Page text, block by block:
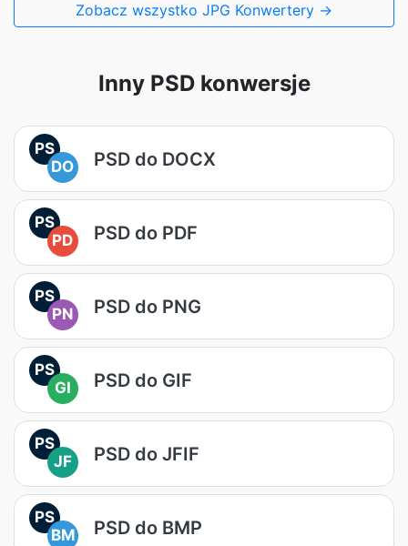
Zobacz wszystko JPG Konwertery →
Inny PSD konwersje
PS
DO
PSD do DOCX
PS
PD
PSD do PDF
PS
PN
PSD do PNG
PS
GI
PSD do GIF
PS
JF
PSD do JFIF
PS
BM
PSD do BMP